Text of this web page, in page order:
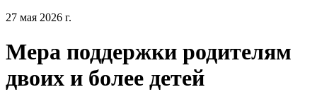
27 мая 2026 г.
Мера поддержки родителям
двоих и более детей